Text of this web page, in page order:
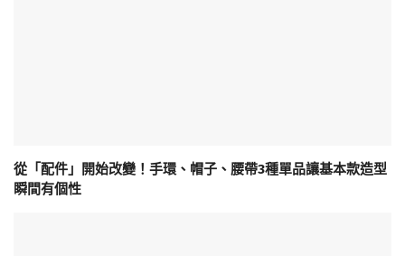
從「配件」開始改變！手環、帽子、腰帶3種單品讓基本款造型
瞬間有個性